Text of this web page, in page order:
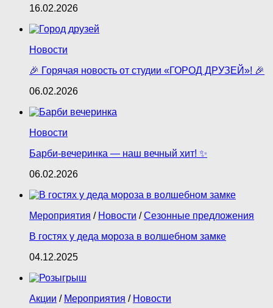
16.02.2026
Новости
🎉 Горячая новость от студии «ГОРОД ДРУЗЕЙ»! 🎉
06.02.2026
Новости
Барби‑вечеринка — наш вечный хит! ✨
06.02.2026
Мероприятия / Новости /Сезонные предложения
В гостях у деда мороза в волшебном замке
04.12.2025
Акции / Мероприятия / Новости